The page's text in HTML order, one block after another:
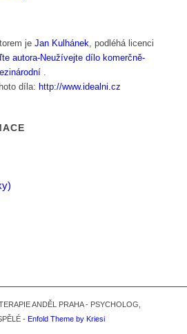
je Jan Kulhánek , podléhá licenci
autora-Neužívejte dílo komerčně-
díla: http://www.idealni.cz
ANDĚL PRAHA - PSYCHOLOG,
- Enfold Theme by Kriesi